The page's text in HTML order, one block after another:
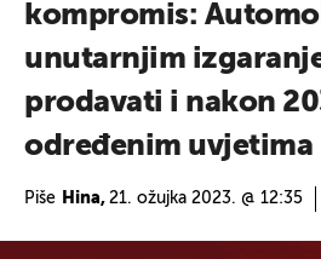
kompromis:
unutarnjim
prodavati i nakon
određenim uvjetima
Piše Hina, 21. ožujka 2023. @ 12:35